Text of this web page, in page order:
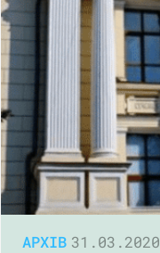
АРХІВ 31.03.2020